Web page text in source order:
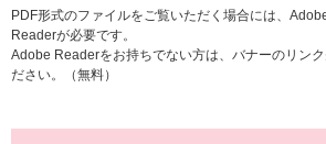
PDF形式のファイルをご覧いただく場合には、
Readerが必要です。
Adobe Readerをお持ちでない方は、バナーのリン
ださい。（無料）